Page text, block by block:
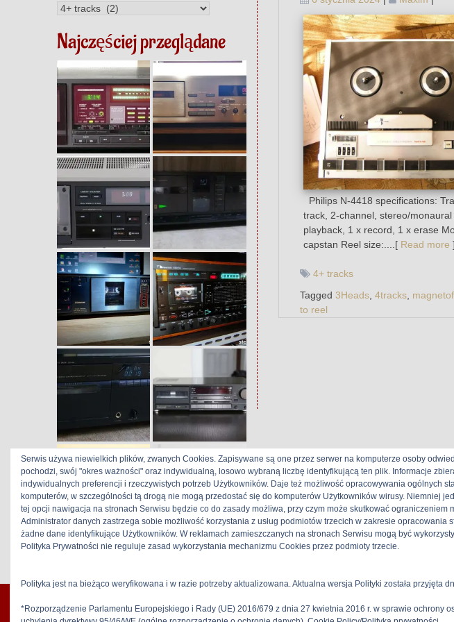
Kategorie
Najczęściej przeglądane
Philips N-4418 specifications:
track, 2-channel, stereo/
playback, 1 x record, 1 x erase
capstan Reel size:....[ Read more ]
4+ tracks
Tagged 3Heads, 4tracks,
to reel
stereo-hifi
Serwis używa niewielkich plików, zwanych Cookies. Zapisywane są one przez serwer na komputerze osoby
pochodzi, swój "okres ważności" oraz indywidualną, losowo wybraną liczbę identyfikującą ten plik. Informacje
indywidualnych preferencji i rzeczywistych potrzeb Użytkowników. Daje też możliwość opracowywania ogólnych
komputerów, w szczególności tą drogą nie mogą przedostać się do komputerów Użytkowników wirusy. Niemniej
tej opcji nawigacja na stronach Serwisu będzie co do zasady możliwa, przy czym może skutkować ograniczeniem
Administrator danych zastrzega sobie możliwość korzystania z usług podmiotów trzecich w zakresie
żadne dane identyfikujące Użytkowników. W reklamach zamieszczanych na stronach Serwisu mogą być
Polityka Prywatności nie reguluje zasad wykorzystania mechanizmu Cookies przez podmioty trzecie.
Polityka jest na bieżąco weryfikowana i w razie potrzeby aktualizowana. Aktualna wersja Polityki została przyjęta
*Rozporządzenie Parlamentu Europejskiego i Rady (UE) 2016/679 z dnia 27 kwietnia 2016 r. w sprawie